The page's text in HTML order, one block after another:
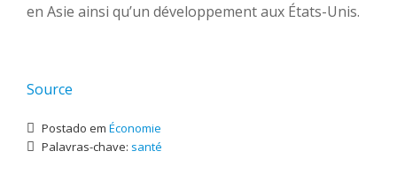
en Asie ainsi qu’un développement aux États-Unis.
Source
Postado em Économie
Palavras-chave: santé